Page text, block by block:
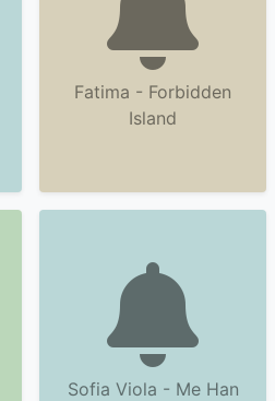
Fatima - Forbidden
Island
Sofia Viola - Me Han